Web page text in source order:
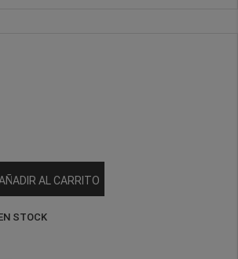
AL CARRITO
STOCK